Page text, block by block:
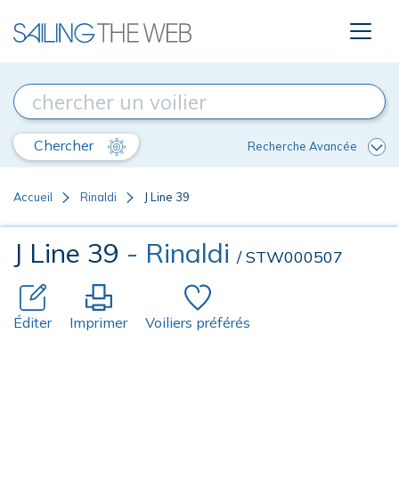
Chercher Recherche Avancée
Accueil Rinaldi J Line 39
J Line 39 - Rinaldi / STW000507
Éditer Imprimer Voiliers préférés